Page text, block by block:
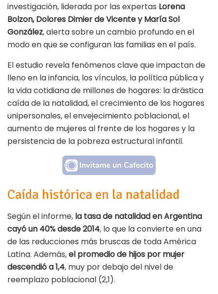
investigación, liderada por las expertas Lorena
Bolzon, Dolores Dimier de Vicente y María Sol
González, alerta sobre un cambio profundo en el
modo en que se configuran las familias en el país.
El estudio revela fenómenos clave que impactan de
lleno en la infancia, los vínculos, la política pública y
la vida cotidiana de millones de hogares: la drástica
caída de la natalidad, el crecimiento de los hogares
unipersonales, el envejecimiento poblacional, el
aumento de mujeres al frente de los hogares y la
persistencia de la pobreza estructural infantil.
Caída histórica en la natalidad
Según el informe, la tasa de natalidad en Argentina
cayó un 40% desde 2014, lo que la convierte en una
de las reducciones más bruscas de toda América
Latina. Además,el promedio de hijos por mujer
descendió a 1,4, muy por debajo del nivel de
reemplazo poblacional (2,1).